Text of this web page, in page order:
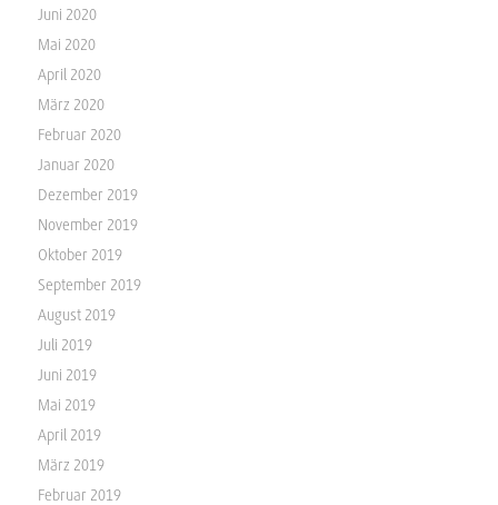
Juni 2020
Mai 2020
April 2020
März 2020
Februar 2020
Januar 2020
Dezember 2019
November 2019
Oktober 2019
September 2019
August 2019
Juli 2019
Juni 2019
Mai 2019
April 2019
März 2019
Februar 2019